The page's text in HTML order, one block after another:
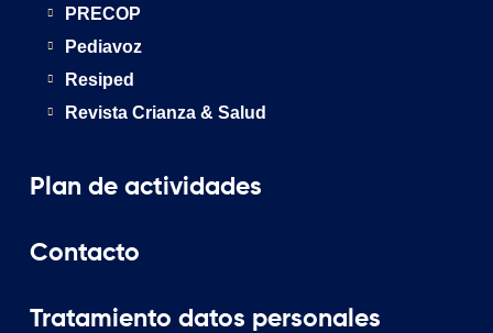
PRECOP
Pediavoz
Resiped
Revista Crianza & Salud
Plan de actividades
Contacto
Tratamiento datos personales